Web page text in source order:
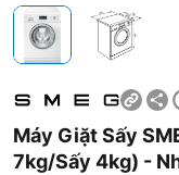
Máy Giặt Sấy
7kg/Sấy 4kg) -